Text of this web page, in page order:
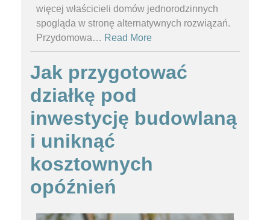
więcej właścicieli domów jednorodzinnych
spogląda w stronę alternatywnych rozwiązań.
Przydomowa… Read More
Jak przygotować
działkę pod
inwestycję budowlaną
i uniknąć
kosztownych
opóźnień